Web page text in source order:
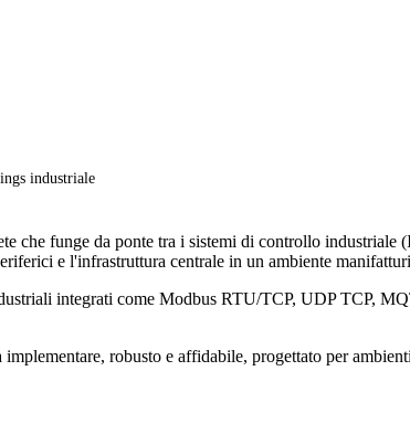
industriale
che funge da ponte tra i sistemi di controllo
e l'infrastruttura centrale in un ambiente
integrati come Modbus RTU/TCP, UDP TCP,
robusto e affidabile, progettato per